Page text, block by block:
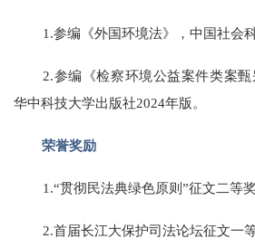
1.参编《外国环境法》，中国社会
2.参编《检察环境公益案件类案甄
华中科技大学出版社2024年版。
荣誉奖励
1.“贯彻民法典绿色原则”征文二等奖
2.首届长江大保护司法论坛征文一